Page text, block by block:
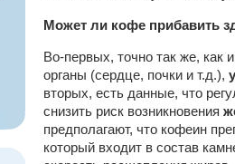
Может ли кофе прибавить
Во-первых, точно так же, как
органы (сердце, почки и т.д.),
вторых, есть данные, что
снизить риск возникновения
предполагают, что кофеин
который входит в состав